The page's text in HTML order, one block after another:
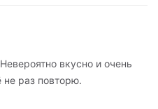
вкусно и очень
не раз повторю.